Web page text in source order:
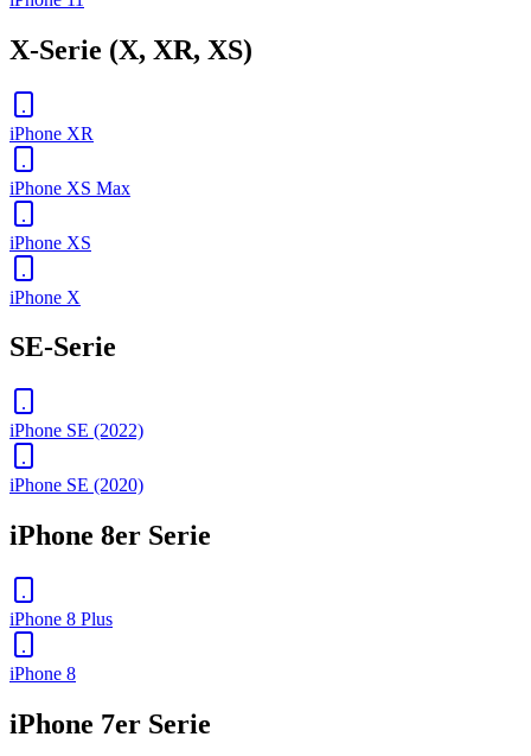
X-Serie (X, XR, XS)
iPhone XR
iPhone XS Max
iPhone XS
iPhone X
SE-Serie
iPhone SE (2022)
iPhone SE (2020)
iPhone 8er Serie
iPhone 8 Plus
iPhone 8
iPhone 7er Serie